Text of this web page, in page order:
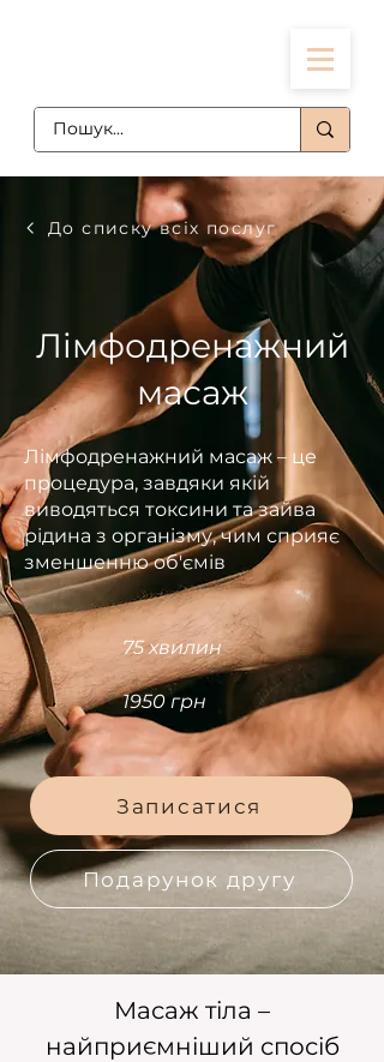
До списку всіх послуг
Лімфодренажний
масаж
Лімфодренажний масаж – це
процедура, завдяки якій
виводяться токсини та зайва
рідина з організму, чим сприяє
зменшенню об'ємів
75 хвилин
1950 грн
Записатися
Подарунок другу
Масаж тіла –
найприємніший спосіб